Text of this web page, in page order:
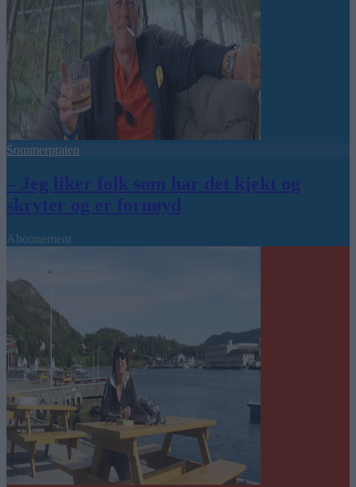
Sommerpraten
– Jeg liker folk som har det kjekt og
skryter og er fornøyd
Abonnement